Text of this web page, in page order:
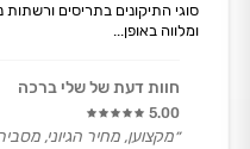
סוגי התיקונים בתריסים ורשתות
ומלווה באופן...
חוות דעת של שלי ברכה
5.00
״מקצוען, מחיר הגיוני,